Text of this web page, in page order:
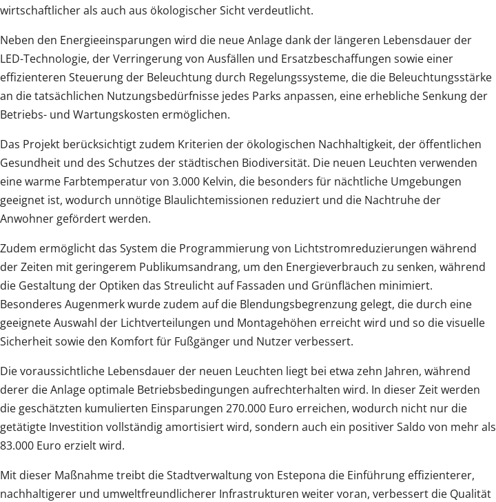
wirtschaftlicher als auch aus ökologischer Sicht verdeutlicht.
Neben den Energieeinsparungen wird die neue Anlage dank der längeren Lebensdauer der
LED-Technologie, der Verringerung von Ausfällen und Ersatzbeschaffungen sowie einer
effizienteren Steuerung der Beleuchtung durch Regelungssysteme, die die Beleuchtungsstärke
an die tatsächlichen Nutzungsbedürfnisse jedes Parks anpassen, eine erhebliche Senkung der
Betriebs- und Wartungskosten ermöglichen.
Das Projekt berücksichtigt zudem Kriterien der ökologischen Nachhaltigkeit, der öffentlichen
Gesundheit und des Schutzes der städtischen Biodiversität. Die neuen Leuchten verwenden
eine warme Farbtemperatur von 3.000 Kelvin, die besonders für nächtliche Umgebungen
geeignet ist, wodurch unnötige Blaulichtemissionen reduziert und die Nachtruhe der
Anwohner gefördert werden.
Zudem ermöglicht das System die Programmierung von Lichtstromreduzierungen während
der Zeiten mit geringerem Publikumsandrang, um den Energieverbrauch zu senken, während
die Gestaltung der Optiken das Streulicht auf Fassaden und Grünflächen minimiert.
Besonderes Augenmerk wurde zudem auf die Blendungsbegrenzung gelegt, die durch eine
geeignete Auswahl der Lichtverteilungen und Montagehöhen erreicht wird und so die visuelle
Sicherheit sowie den Komfort für Fußgänger und Nutzer verbessert.
Die voraussichtliche Lebensdauer der neuen Leuchten liegt bei etwa zehn Jahren, während
derer die Anlage optimale Betriebsbedingungen aufrechterhalten wird. In dieser Zeit werden
die geschätzten kumulierten Einsparungen 270.000 Euro erreichen, wodurch nicht nur die
getätigte Investition vollständig amortisiert wird, sondern auch ein positiver Saldo von mehr als
83.000 Euro erzielt wird.
Mit dieser Maßnahme treibt die Stadtverwaltung von Estepona die Einführung effizienterer,
nachhaltigerer und umweltfreundlicherer Infrastrukturen weiter voran, verbessert die Qualität